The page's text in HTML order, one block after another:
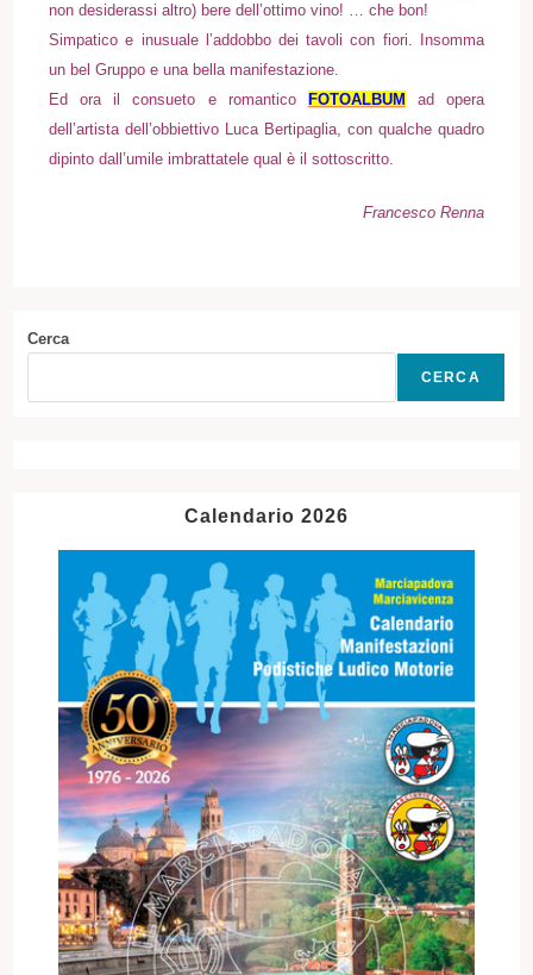
non desiderassi altro) bere dell’ottimo vino! … che bon!
Simpatico e inusuale l’addobbo dei tavoli con fiori. Insomma
un bel Gruppo e una bella manifestazione.
Ed ora il consueto e romantico
FOTOALBUM
ad opera
dell’artista dell’obbiettivo Luca Bertipaglia, con qualche quadro
dipinto dall’umile imbrattatele qual è il sottoscritto.
Francesco Renna
Cerca
CERCA
Calendario 2026